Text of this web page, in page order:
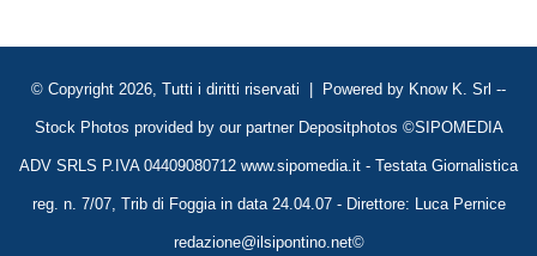
© Copyright 2026, Tutti i diritti riservati | Powered by Know K. Srl --
Stock Photos provided by our partner Depositphotos ©SIPOMEDIA
ADV SRLS P.IVA 04409080712 www.sipomedia.it - Testata Giornalistica
reg. n. 7/07, Trib di Foggia in data 24.04.07 - Direttore: Luca Pernice
redazione@ilsipontino.net©